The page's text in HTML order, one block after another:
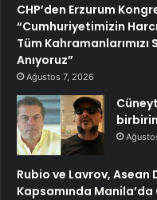
CHP’den Erzurum
“Cumhuriyetimizin
Tüm
Anıyoruz”
Ağustos 7, 2026
Rubio ve Lavrov, Asean
Kapsamında